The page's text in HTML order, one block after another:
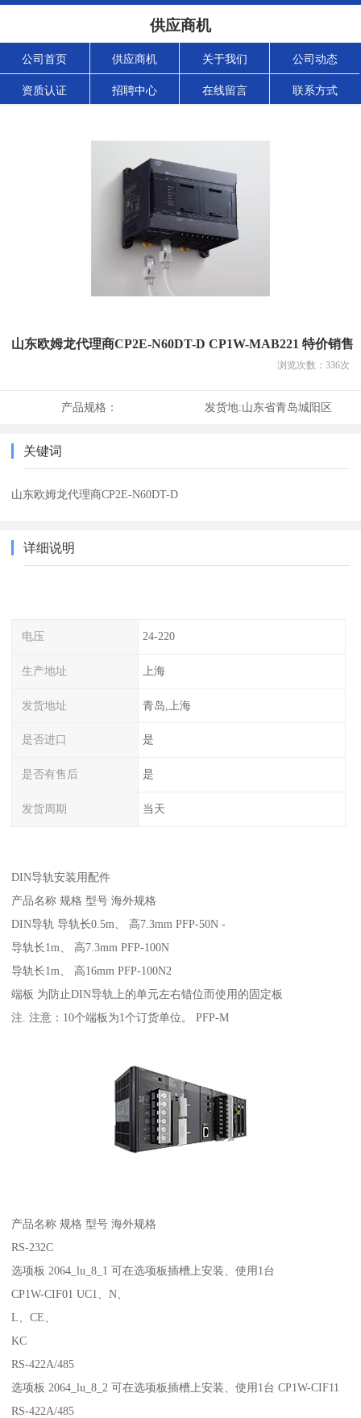
供应商机
公司首页 供应商机 关于我们 公司动态
资质认证 招聘中心 在线留言 联系方式
山东欧姆龙代理商CP2E-N60DT-D CP1W-MAB221 特价销售
浏览次数： 336次
产品规格： 发货地:山东省青岛城阳区
关键词
山东欧姆龙代理商CP2E-N60DT-D
详细说明
电压 24-220
生产地址 上海
发货地址 青岛,上海
是否进口 是
是否有售后 是
发货周期 当天
DIN导轨安装用配件
产品名称 规格 型号 海外规格
DIN导轨 导轨长0.5m、 高7.3mm PFP-50N -
导轨长1m、 高7.3mm PFP-100N
导轨长1m、 高16mm PFP-100N2
端板 为防止DIN导轨上的单元左右错位而使用的固定板
注. 注意：10个端板为1个订货单位。 PFP-M
产品名称 规格 型号 海外规格
RS-232C
选项板 2064_lu_8_1 可在选项板插槽上安装、使用1台
CP1W-CIF01 UC1、N、
L、CE、
KC
RS-422A/485
选项板 2064_lu_8_2 可在选项板插槽上安装、使用1台 CP1W-CIF11
RS-422A/485